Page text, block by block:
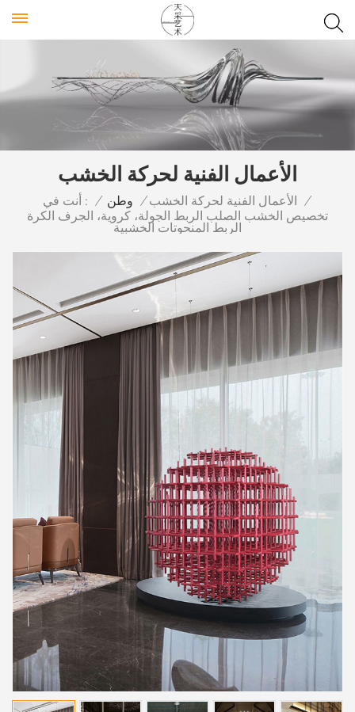
الأعمال الفنية لحركة الخشب
أنت في : / وطن / الأعمال الفنية لحركة الخشب /
تخصيص الخشب الصلب الربط الجولة، كروية، الجرف الكرة
الربط المنحوتات الخشبية